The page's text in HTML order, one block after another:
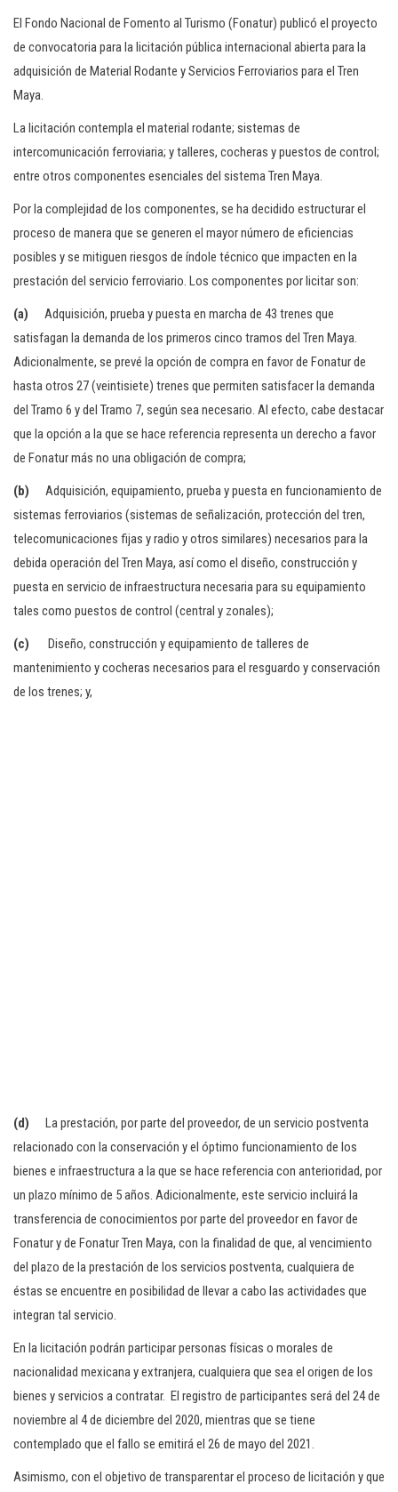
El Fondo Nacional de Fomento al Turismo (Fonatur) publicó el proyecto
de convocatoria para la licitación pública internacional abierta para la
adquisición de Material Rodante y Servicios Ferroviarios para el Tren
Maya.
La licitación contempla el material rodante; sistemas de
intercomunicación ferroviaria; y talleres, cocheras y puestos de control;
entre otros componentes esenciales del sistema Tren Maya.
Por la complejidad de los componentes, se ha decidido estructurar el
proceso de manera que se generen el mayor número de eficiencias
posibles y se mitiguen riesgos de índole técnico que impacten en la
prestación del servicio ferroviario. Los componentes por licitar son:
(a) Adquisición, prueba y puesta en marcha de 43 trenes que
satisfagan la demanda de los primeros cinco tramos del Tren Maya.
Adicionalmente, se prevé la opción de compra en favor de Fonatur de
hasta otros 27 (veintisiete) trenes que permiten satisfacer la demanda
del Tramo 6 y del Tramo 7, según sea necesario. Al efecto, cabe destacar
que la opción a la que se hace referencia representa un derecho a favor
de Fonatur más no una obligación de compra;
(b) Adquisición, equipamiento, prueba y puesta en funcionamiento de
sistemas ferroviarios (sistemas de señalización, protección del tren,
telecomunicaciones fijas y radio y otros similares) necesarios para la
debida operación del Tren Maya, así como el diseño, construcción y
puesta en servicio de infraestructura necesaria para su equipamiento
tales como puestos de control (central y zonales);
(c) Diseño, construcción y equipamiento de talleres de
mantenimiento y cocheras necesarios para el resguardo y conservación
de los trenes; y,
(d) La prestación, por parte del proveedor, de un servicio postventa
relacionado con la conservación y el óptimo funcionamiento de los
bienes e infraestructura a la que se hace referencia con anterioridad, por
un plazo mínimo de 5 años. Adicionalmente, este servicio incluirá la
transferencia de conocimientos por parte del proveedor en favor de
Fonatur y de Fonatur Tren Maya, con la finalidad de que, al vencimiento
del plazo de la prestación de los servicios postventa, cualquiera de
éstas se encuentre en posibilidad de llevar a cabo las actividades que
integran tal servicio.
En la licitación podrán participar personas físicas o morales de
nacionalidad mexicana y extranjera, cualquiera que sea el origen de los
bienes y servicios a contratar. El registro de participantes será del 24 de
noviembre al 4 de diciembre del 2020, mientras que se tiene
contemplado que el fallo se emitirá el 26 de mayo del 2021.
Asimismo, con el objetivo de transparentar el proceso de licitación y que